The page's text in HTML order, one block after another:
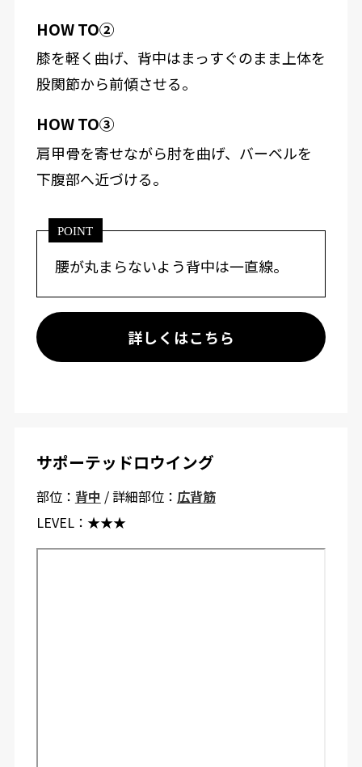
HOW TO②
膝を軽く曲げ、背中はまっすぐのまま上体を
股関節から前傾させる。
HOW TO③
肩甲骨を寄せながら肘を曲げ、バーベルを
下腹部へ近づける。
POINT
腰が丸まらないよう背中は一直線。
詳しくはこちら
サポーテッドロウイング
部位： 背中 / 詳細部位： 広背筋
LEVEL： ★★★